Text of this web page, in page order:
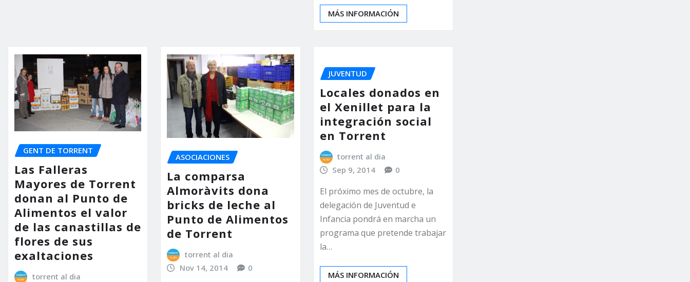
MÁS INFORMACIÓN
GENT DE TORRENT
Las Falleras
Mayores de Torrent
donan al Punto de
Alimentos el valor
de las canastillas de
flores de sus
exaltaciones
torrent al dia
ASOCIACIONES
La comparsa
Almoràvits dona
bricks de leche al
Punto de Alimentos
de Torrent
torrent al dia
Nov 14, 2014
0
JUVENTUD
Locales donados en
el Xenillet para la
integración social
en Torrent
torrent al dia
Sep 9, 2014
0
El próximo mes de octubre, la
delegación de Juventud e
Infancia pondrá en marcha un
programa que pretende trabajar
la…
MÁS INFORMACIÓN